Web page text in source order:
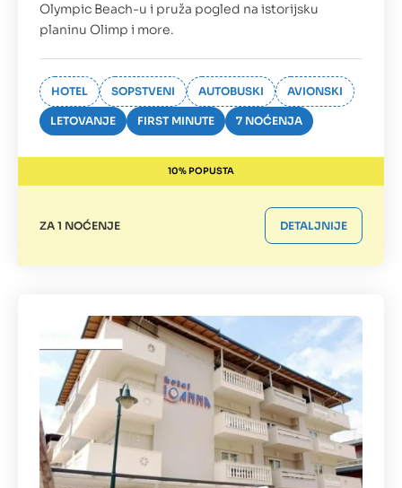
Olympic Beach-u i pruža pogled na istorijsku
planinu Olimp i more.
HOTEL SOPSTVENI AUTOBUSKI AVIONSKI
LETOVANJE FIRST MINUTE 7 NOĆENJA
10% POPUSTA
ZA 1 NOĆENJE DETALJNIJE